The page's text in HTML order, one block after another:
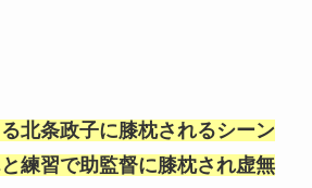
北条政子に膝枕されるシーン
練習で助監督に膝枕され虚無